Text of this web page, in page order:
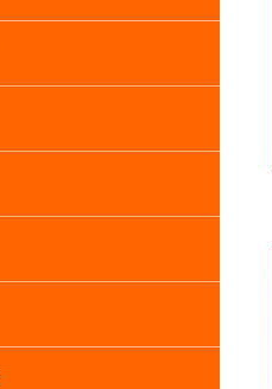
石雕观音供应价格 石 ...